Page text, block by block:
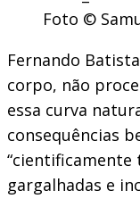
Foto ©
Fernando
corpo, não
essa curva
consequências
“cientificamente
gargalhadas e